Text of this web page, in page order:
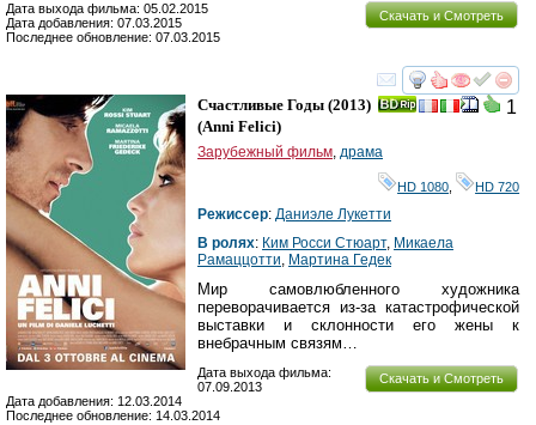
Скачать и Смотреть
Дата выхода фильма: 05.02.2015
Дата добавления: 07.03.2015
Последнее обновление: 07.03.2015
смотреть
1
Счастливые Годы (2013)
(Anni Felici)
Зарубежный фильм, драма
HD 1080 HD 720
Режиссер: Даниэле Лукетти
В ролях: Ким Росси Стюарт, Микаела
Рамаццотти, Мартина Гедек
Мир самовлюбленного художника
переворачивается из-за катастрофической
выставки и склонности его жены к
внебрачным связям…
Скачать и Смотреть
Дата выхода фильма:
07.09.2013
Дата добавления: 12.03.2014
Последнее обновление: 14.03.2014